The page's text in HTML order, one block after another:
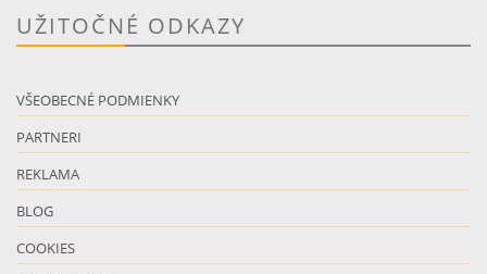
UŽITOČNÉ ODKAZY
VŠEOBECNÉ PODMIENKY
PARTNERI
REKLAMA
BLOG
COOKIES